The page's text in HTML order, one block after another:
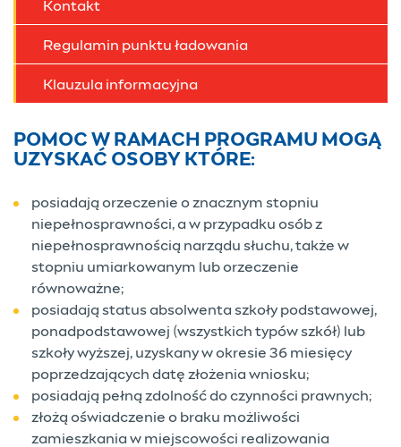
Kontakt
Regulamin punktu ładowania
Klauzula informacyjna
POMOC W RAMACH PROGRAMU MOGĄ
UZYSKAĆ OSOBY KTÓRE:
posiadają orzeczenie o znacznym stopniu
niepełnosprawności, a w przypadku osób z
niepełnosprawnością narządu słuchu, także w
stopniu umiarkowanym lub orzeczenie
równoważne;
posiadają status absolwenta szkoły podstawowej,
ponadpodstawowej (wszystkich typów szkół) lub
szkoły wyższej, uzyskany w okresie 36 miesięcy
poprzedzających datę złożenia wniosku;
posiadają pełną zdolność do czynności prawnych;
złożą oświadczenie o braku możliwości
zamieszkania w miejscowości realizowania